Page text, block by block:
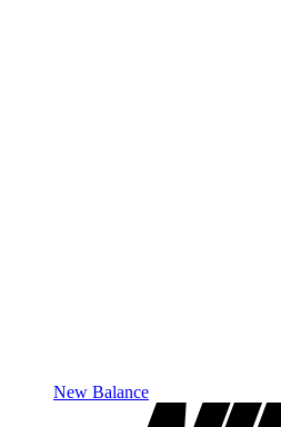
New Balance